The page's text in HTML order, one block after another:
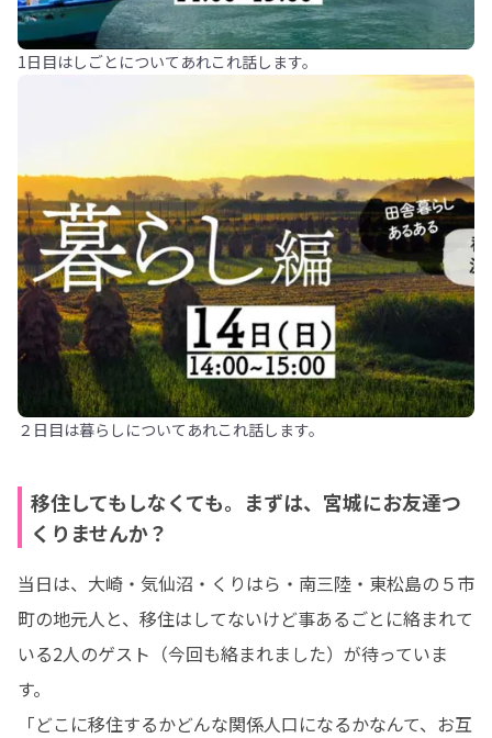
1日目はしごとについてあれこれ話します。
２日目は暮らしについてあれこれ話します。
移住してもしなくても。まずは、宮城にお友達つ
くりませんか？
当日は、大崎・気仙沼・くりはら・南三陸・東松島の５市
町の地元人と、移住はしてないけど事あるごとに絡まれて
いる2人のゲスト（今回も絡まれました）が待っていま
す。
「どこに移住するかどんな関係人口になるかなんて、お互